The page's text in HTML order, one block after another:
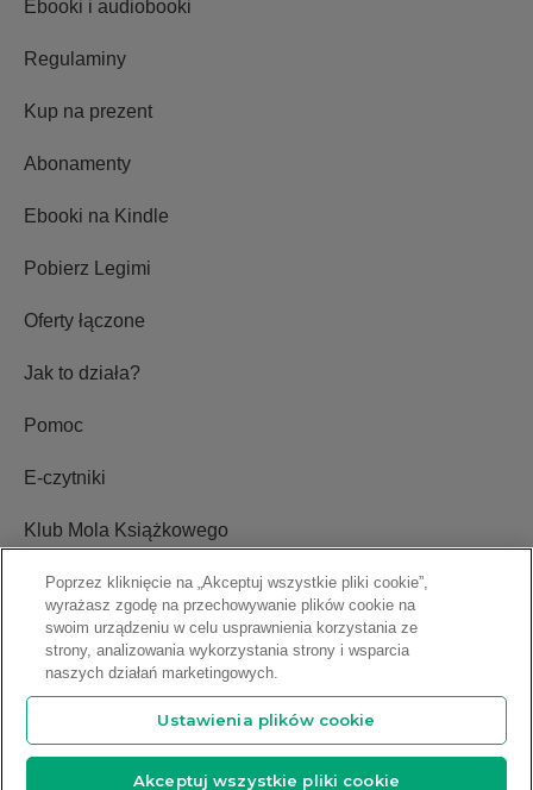
Ebooki i audiobooki
Regulaminy
Kup na prezent
Abonamenty
Ebooki na Kindle
Pobierz Legimi
Oferty łączone
Jak to działa?
Pomoc
E-czytniki
Klub Mola Książkowego
Ustawienia plików cookie
Blog
Relacje inwestorskie
Copyright © 2009-2026 Legimi S.A. Wszelkie prawa zastrzeżone.
Poprzez kliknięcie na „Akceptuj wszystkie pliki cookie”,
wyrażasz zgodę na przechowywanie plików cookie na
swoim urządzeniu w celu usprawnienia korzystania ze
strony, analizowania wykorzystania strony i wsparcia
naszych działań marketingowych.
Ustawienia plików cookie
Akceptuj wszystkie pliki cookie